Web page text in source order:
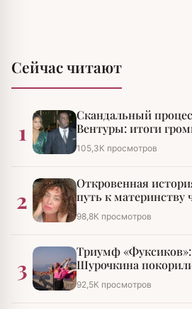
Сейчас читают
1
Скандальный
Вентуры: итоги
разбирательства
105,3К просмотров
2
Откровенная
путь к материнству
98,8К просмотров
3
Триумф
Шурочкина
императора»
92,5К просмотров